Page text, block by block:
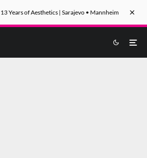
Years of Aesthetics | Sarajevo • Mannheim